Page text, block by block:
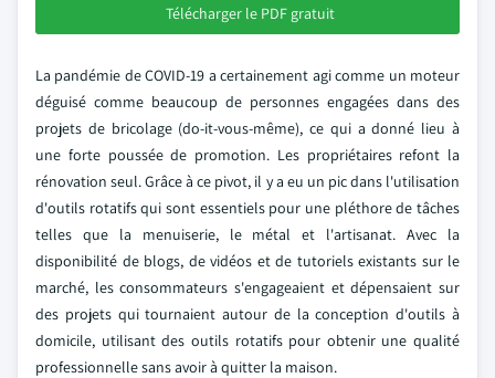
Télécharger le PDF gratuit
La pandémie de COVID-19 a certainement agi comme un moteur
déguisé comme beaucoup de personnes engagées dans des
projets de bricolage (do-it-vous-même), ce qui a donné lieu à
une forte poussée de promotion. Les propriétaires refont la
rénovation seul. Grâce à ce pivot, il y a eu un pic dans l'utilisation
d'outils rotatifs qui sont essentiels pour une pléthore de tâches
telles que la menuiserie, le métal et l'artisanat. Avec la
disponibilité de blogs, de vidéos et de tutoriels existants sur le
marché, les consommateurs s'engageaient et dépensaient sur
des projets qui tournaient autour de la conception d'outils à
domicile, utilisant des outils rotatifs pour obtenir une qualité
professionnelle sans avoir à quitter la maison.